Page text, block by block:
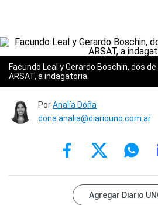
Facundo Leal y Gerardo Boschin, dos
ARSAT, a indagatoria.
PorAnalía Doña
dona.analia@diariouno.com.ar
Agregar Diario